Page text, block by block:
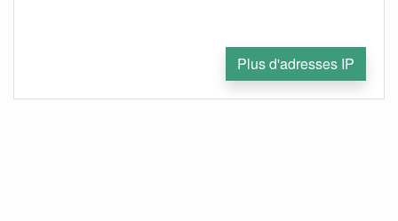
Plus d'adresses IP